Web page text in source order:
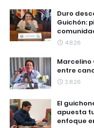
Duro
Guichón:
4.8.26
Marcelino
entre
2.8.26
El
apuesta
enfoque